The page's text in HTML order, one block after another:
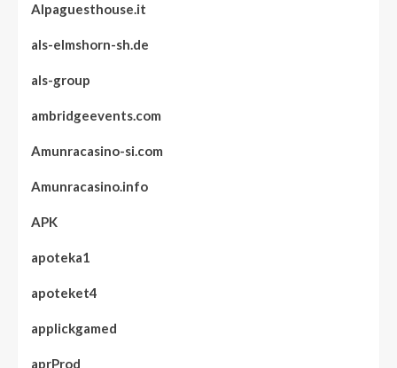
Alpaguesthouse.it
als-elmshorn-sh.de
als-group
ambridgeevents.com
Amunracasino-si.com
Amunracasino.info
APK
apoteka1
apoteket4
applickgamed
aprProd